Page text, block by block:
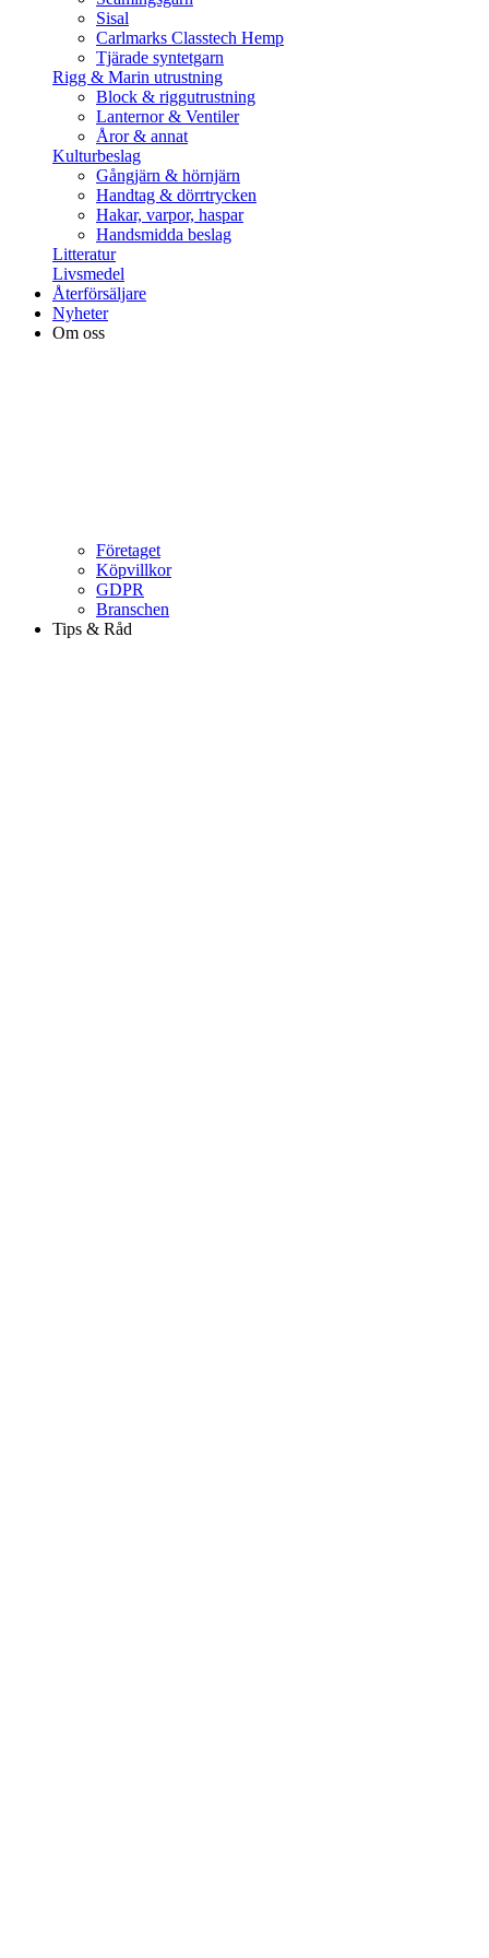
Sisal
Carlmarks Classtech Hemp
Tjärade syntetgarn
Rigg & Marin utrustning
Block & riggutrustning
Lanternor & Ventiler
Åror & annat
Kulturbeslag
Gångjärn & hörnjärn
Handtag & dörrtrycken
Hakar, varpor, haspar
Handsmidda beslag
Litteratur
Livsmedel
Återförsäljare
Nyheter
Om oss
Företaget
Köpvillkor
GDPR
Branschen
Tips & Råd